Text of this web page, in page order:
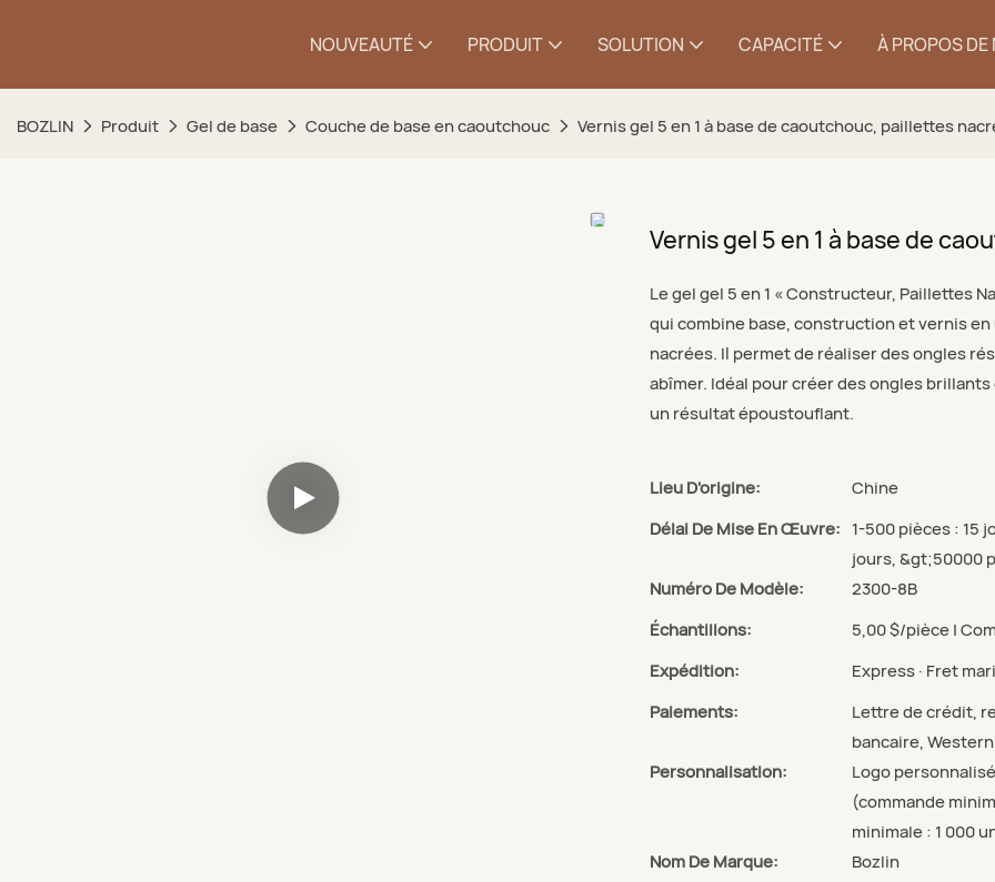
NOUVEAUTÉ PRODUIT SOLUTION CAPACITÉ À PROPOS DE
BOZLIN Produit Gel de base Couche de base en caoutchouc Vernis gel 5 en 1 à base de caoutchouc, paillettes
Vernis gel 5 en 1 à base de
Le gel gel 5 en 1 « Constructeur, Paillettes
qui combine base, construction et vernis
nacrées. Il permet de réaliser des ongles
abîmer. Idéal pour créer des ongles
un résultat époustouflant.
Lieu D'origine:
Chine
Délai De Mise En Œuvre: 1-500 pièces : 15
jours, &gt;50000
Numéro De Modèle:
2300-8B
Échantillons:
5,00 $/pièce |
Expédition:
Express · Fret
Paiements:
Lettre de crédit,
bancaire,
Personnalisation:
Logo
(commande
minimale : 1 000
Nom De Marque:
Bozlin